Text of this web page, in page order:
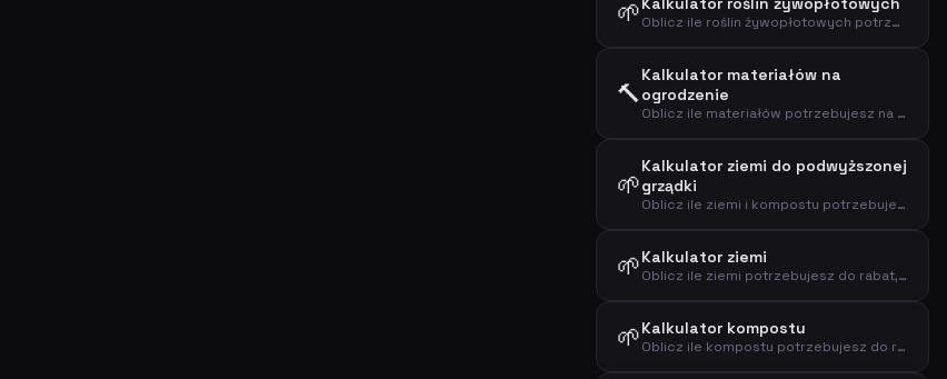
🌱 Oblicz ile roślin żywopłotowych potrzebujesz na podstawie długości żywopłotu i odstępów
🔨
Kalkulator materiałów na
ogrodzenie
Oblicz ile materiałów potrzebujesz na ogrodzenie na podstawie długości i wysokości
🌱
Kalkulator ziemi do podwyższonej
grządki
Oblicz ile ziemi i kompostu potrzebujesz do wypełnienia podwyższonej grządki
🌱Kalkulator ziemi
Oblicz ile ziemi potrzebujesz do rabat, podwyższonych grządek lub nowych nasadzeń
🌱Kalkulator kompostu
Oblicz ile kompostu potrzebujesz do rabat i trawników